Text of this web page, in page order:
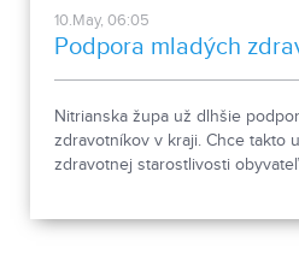
10.May, 06:05
Podpora mladých
Nitrianska župa už dlhšie
zdravotníkov v kraji. Chce takto
zdravotnej starostlivosti